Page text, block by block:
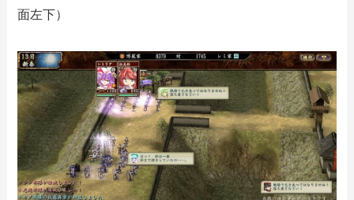
面左下）